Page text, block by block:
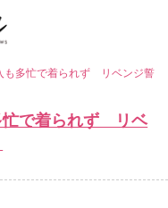
も多忙で着られず リベンジ誓
忙で着られず リベ